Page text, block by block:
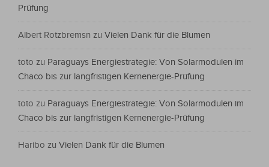
Prüfung
Albert Rotzbremsn zu Vielen Dank für die Blumen
toto zu Paraguays Energiestrategie: Von Solarmodulen im
Chaco bis zur langfristigen Kernenergie-Prüfung
toto zu Paraguays Energiestrategie: Von Solarmodulen im
Chaco bis zur langfristigen Kernenergie-Prüfung
Haribo zu Vielen Dank für die Blumen